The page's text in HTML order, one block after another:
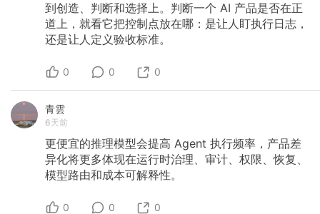
到创造、判断和选择上。判断一个 AI 产品是否在正
道上，就看它把控制点放在哪：是让人盯执行日志，
还是让人定义验收标准。
0 0 0
青雲
6天前
更便宜的推理模型会提高 Agent 执行频率，产品差
异化将更多体现在运行时治理、审计、权限、恢复、
模型路由和成本可解释性。
0 0 0